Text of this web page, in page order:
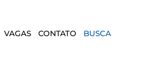
VAGAS CONTATO BUSCA